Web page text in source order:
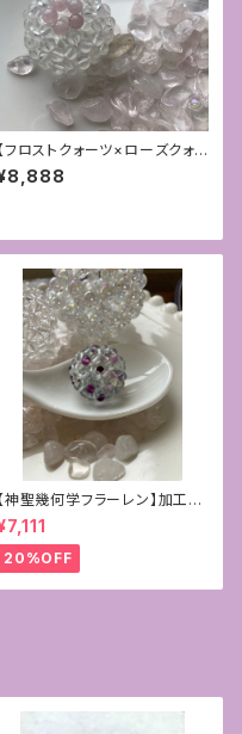
【フロストクォーツ×ローズクォ
ツ】乙女な神聖幾何学フラー
ン4mm
【神聖幾何学フラーレン】加工サ
ビス付き☆4mmフローライト
ペンダントトップ
20%OFF